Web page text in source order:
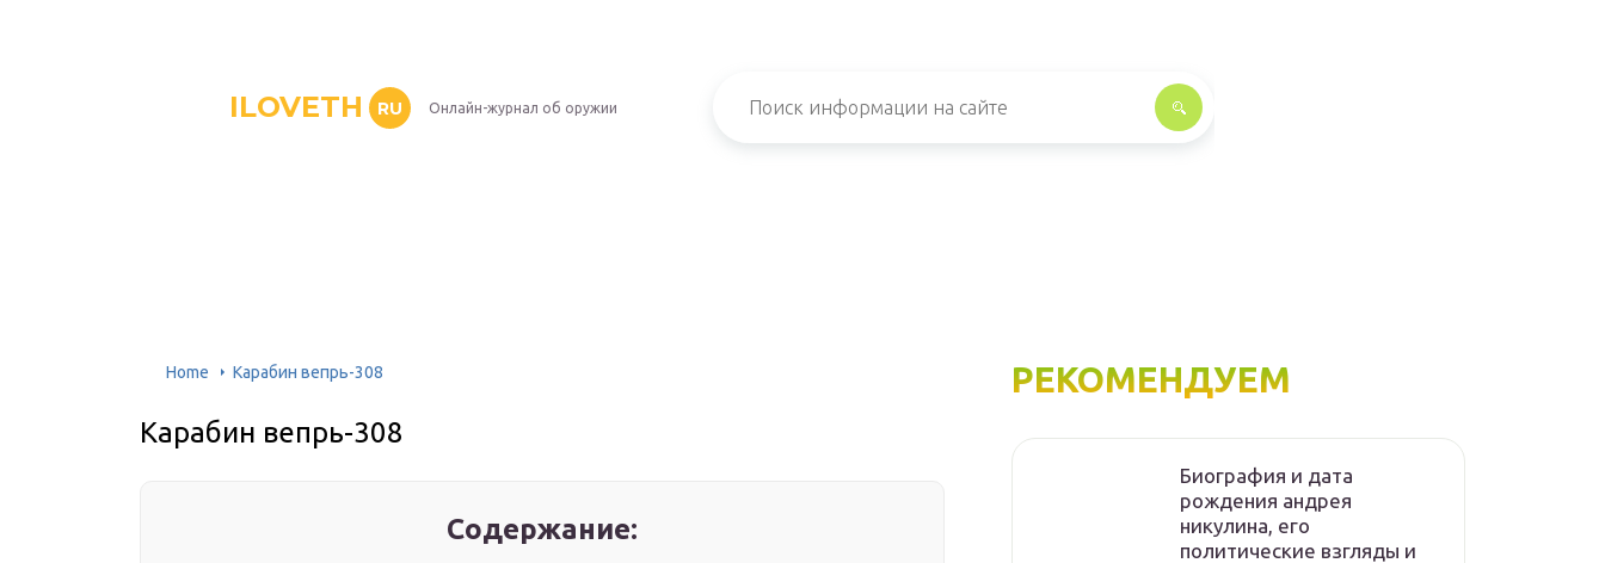
ILOVETH RU Онлайн-журнал об оружии
Home Карабин вепрь-308
Карабин вепрь-308
Содержание:
РЕКОМЕНДУЕМ
Биография и дата
рождения андрея
никулина, его
политические взгляды и